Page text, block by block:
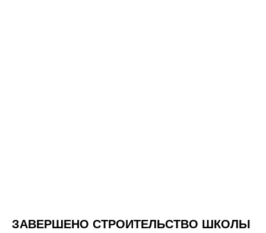
ЗАВЕРШЕНО СТРОИТЕЛЬСТВО ШКОЛЫ